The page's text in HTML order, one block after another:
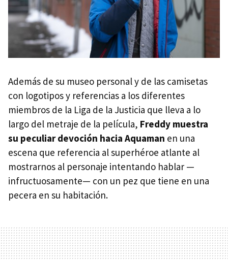
Además de su museo personal y de las camisetas
con logotipos y referencias a los diferentes
miembros de la Liga de la Justicia que lleva a lo
largo del metraje de la película, Freddy muestra
su peculiar devoción hacia Aquaman en una
escena que referencia al superhéroe atlante al
mostrarnos al personaje intentando hablar —
infructuosamente— con un pez que tiene en una
pecera en su habitación.